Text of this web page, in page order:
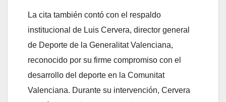
La cita también contó con el respaldo
institucional de Luis Cervera, director general
de Deporte de la Generalitat Valenciana,
reconocido por su firme compromiso con el
desarrollo del deporte en la Comunitat
Valenciana. Durante su intervención, Cervera